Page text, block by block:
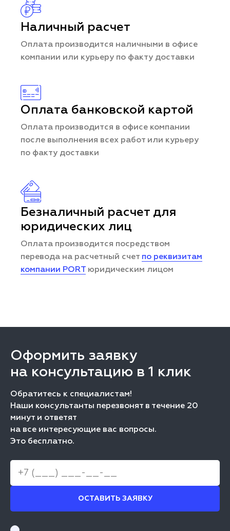
Наличный расчет
Оплата производится наличными в офисе
компании или курьеру по факту доставки
Оплата банковской картой
Оплата производится в офисе компании
после выполнения всех работ или курьеру
по факту доставки
Безналичный расчет для
юридических лиц
Оплата производится посредством
перевода на расчетный счет по реквизитам
компании PORT юридическим лицом
Оформить заявку
на консультацию в 1 клик
Обратитесь к специалистам!
Наши консультанты перезвонят в течение 20
минут и ответят
на все интересующие вас вопросы.
Это бесплатно.
ОСТАВИТЬ ЗАЯВКУ